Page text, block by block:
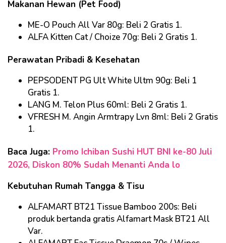
Makanan Hewan (Pet Food)
ME-O Pouch All Var 80g: Beli 2 Gratis 1.
ALFA Kitten Cat / Choize 70g: Beli 2 Gratis 1.
Perawatan Pribadi & Kesehatan
PEPSODENT PG Ult White Ultm 90g: Beli 1
Gratis 1.
LANG M. Telon Plus 60ml: Beli 2 Gratis 1.
VFRESH M. Angin Armtrapy Lvn 8ml: Beli 2 Gratis
1.
Baca Juga: Promo Ichiban Sushi HUT BNI ke-80 Juli
2026, Diskon 80% Sudah Menanti Anda lo
Kebutuhan Rumah Tangga & Tisu
ALFAMART BT21 Tissue Bamboo 200s: Beli
produk bertanda gratis Alfamart Mask BT21 All
Var.